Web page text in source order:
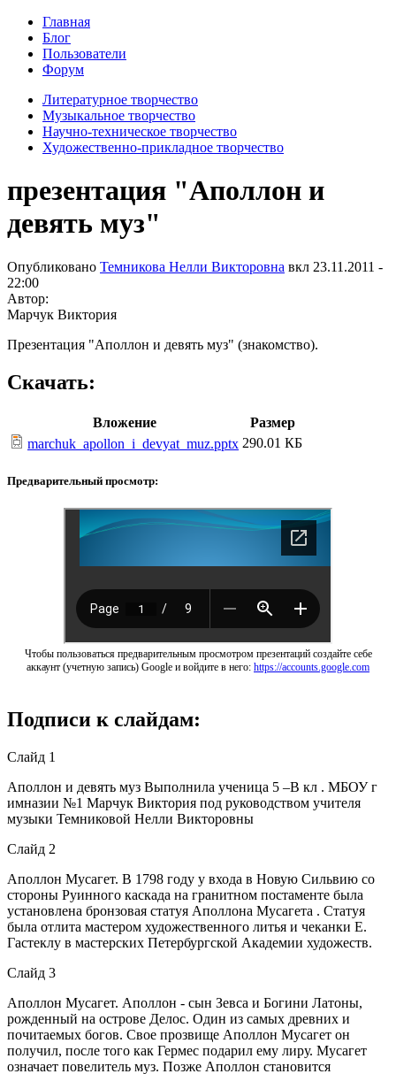
Главная
Блог
Пользователи
Форум
Литературное творчество
Музыкальное творчество
Научно-техническое творчество
Художественно-прикладное творчество
презентация "Аполлон и
девять муз"
Опубликовано Темникова Нелли Викторовна вкл 23.11.2011 -
22:00
Автор:
Марчук Виктория
Презентация "Аполлон и девять муз" (знакомство).
Скачать:
Вложение
Размер
marchuk_apollon_i_devyat_muz.pptx 290.01 КБ
Предварительный просмотр:
Чтобы пользоваться предварительным просмотром презентаций создайте себе
аккаунт (учетную запись) Google и войдите в него: https://accounts.google.com
Подписи к слайдам:
Слайд 1
Аполлон и девять муз Выполнила ученица 5 –В кл . МБОУ г
имназии №1 Марчук Виктория под руководством учителя
музыки Темниковой Нелли Викторовны
Слайд 2
Аполлон Мусагет. В 1798 году у входа в Новую Сильвию со
стороны Руинного каскада на гранитном постаменте была
установлена бронзовая статуя Аполлона Мусагета . Статуя
была отлита мастером художественного литья и чеканки Е.
Гастеклу в мастерских Петербургской Академии художеств.
Слайд 3
Аполлон Мусагет. Аполлон - сын Зевса и Богини Латоны,
рожденный на острове Делос. Один из самых древних и
почитаемых богов. Свое прозвище Аполлон Мусагет он
получил, после того как Гермес подарил ему лиру. Мусагет
означает повелитель муз. Позже Аполлон становится